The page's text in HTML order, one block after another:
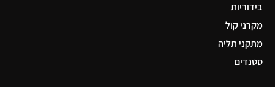
בידוריות
מקרני קול
מתקני תליה
סטנדים